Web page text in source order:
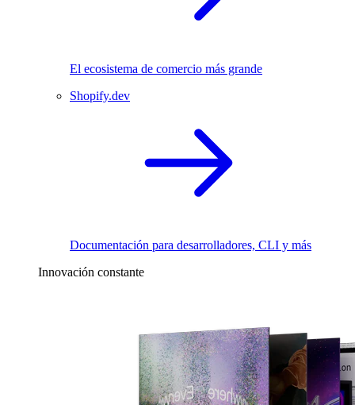
El ecosistema de comercio más grande
Shopify.dev
Documentación para desarrolladores, CLI y más
Innovación constante